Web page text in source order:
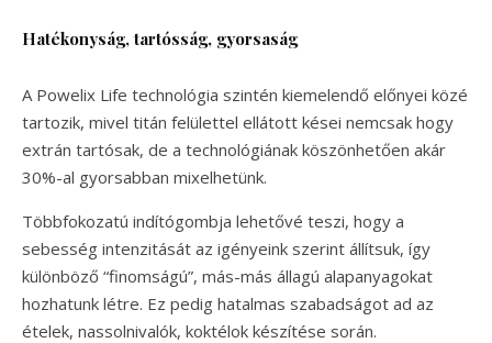
Hatékonyság, tartósság, gyorsaság
A Powelix Life technológia szintén kiemelendő előnyei közé
tartozik, mivel titán felülettel ellátott kései nemcsak hogy
extrán tartósak, de a technológiának köszönhetően akár
30%-al gyorsabban mixelhetünk.
Többfokozatú indítógombja lehetővé teszi, hogy a
sebesség intenzitását az igényeink szerint állítsuk, így
különböző “finomságú”, más-más állagú alapanyagokat
hozhatunk létre. Ez pedig hatalmas szabadságot ad az
ételek, nassolnivalók, koktélok készítése során.